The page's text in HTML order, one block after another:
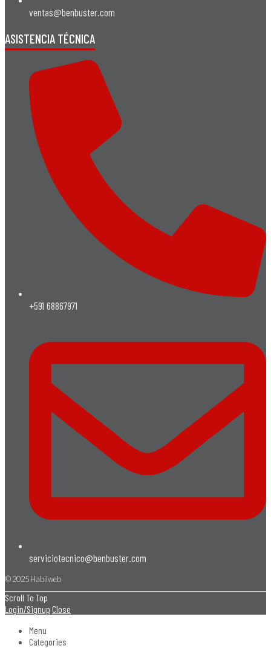
ventas@benbuster.com
ASISTENCIA TÉCNICA
+591 68867971
serviciotecnico@benbuster.com
© 2025 Habilweb
Scroll To Top
Login/Signup Close
Menu
Categories